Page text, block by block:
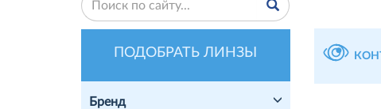
ПОДОБРАТЬ ЛИНЗЫ
Бренд